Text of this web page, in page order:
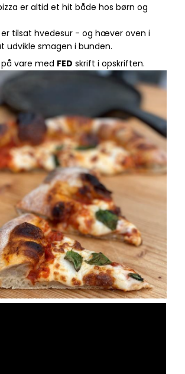
er altid et hit både hos børn og
tilsat hvedesur - og hæver oven i
udvikle smagen i bunden.
vare med FED skrift i opskriften.